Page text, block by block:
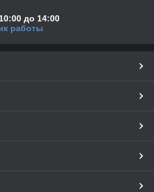
до 14:00
работы